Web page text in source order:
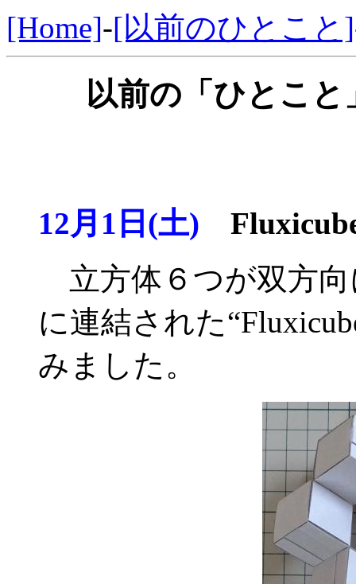
[Home]-[以前のひとこと]
以前の「ひとこ
12月1日(土)
立方体６つが双方
に連結された
みました。